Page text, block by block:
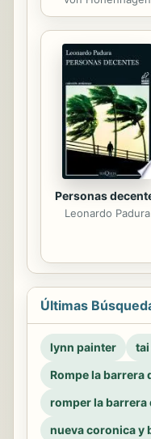
Personas
Leonardo Padura
Últimas
lynn painter
tai
Rompe la barrera
romper la barrera
nueva coronica y